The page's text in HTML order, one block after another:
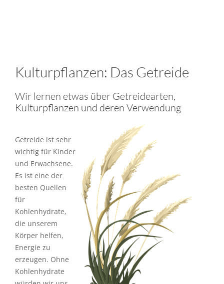
Kulturpflanzen: Das Getreide
Wir lernen etwas über Getreidearten,
Kulturpflanzen und deren Verwendung
Getreide ist sehr
wichtig für Kinder
und Erwachsene.
Es ist eine der
besten Quellen
für
Kohlenhydrate,
die unserem
Körper helfen,
Energie zu
erzeugen. Ohne
Kohlenhydrate